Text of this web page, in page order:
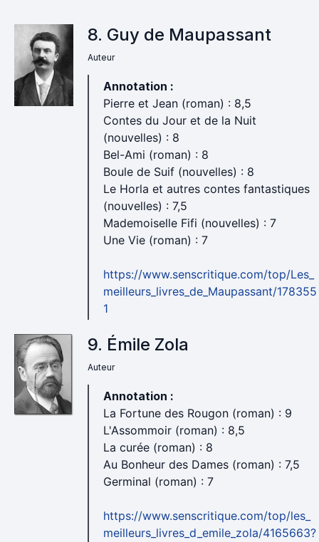
8. Guy de Maupassant
Auteur
Annotation :
Pierre et Jean (roman) : 8,5
Contes du Jour et de la Nuit
(nouvelles) : 8
Bel-Ami (roman) : 8
Boule de Suif (nouvelles) : 8
Le Horla et autres contes fantastiques
(nouvelles) : 7,5
Mademoiselle Fifi (nouvelles) : 7
Une Vie (roman) : 7
https://www.senscritique.com/top/Les_
meilleurs_livres_de_Maupassant/178355
1
9. Émile Zola
Auteur
Annotation :
La Fortune des Rougon (roman) : 9
L'Assommoir (roman) : 8,5
La curée (roman) : 8
Au Bonheur des Dames (roman) : 7,5
Germinal (roman) : 7
https://www.senscritique.com/top/les_
meilleurs_livres_d_emile_zola/4165663?